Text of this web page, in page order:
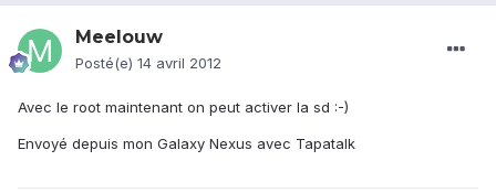
Meelouw
Posté(e) 14 avril 2012
Avec le root maintenant on peut activer la sd :-)
Envoyé depuis mon Galaxy Nexus avec Tapatalk